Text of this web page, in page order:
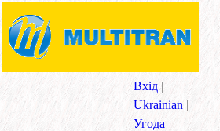
Вхід |
Ukrainian |
Угода